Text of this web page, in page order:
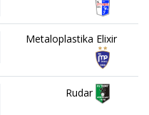
Metaloplastika Elixir
Rudar